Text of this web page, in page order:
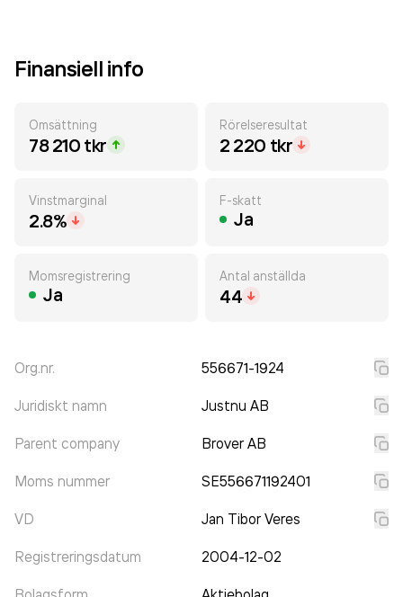
Finansiell info
Omsättning
78 210 tkr
Rörelseresultat
2 220 tkr
Vinstmarginal
2.8%
F-skatt
Ja
Momsregistrering
Ja
Antal anställda
44
Org.nr. 556671-1924
Juridiskt namn Justnu AB
Parent company Brover AB
Moms nummer SE556671192401
VD Jan Tibor Veres
Registreringsdatum 2004-12-02